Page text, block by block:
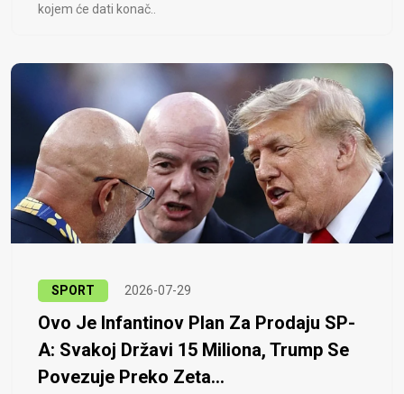
kojem će dati konač..
SPORT 2026-07-29
Ovo Je Infantinov Plan Za Prodaju SP-
A: Svakoj Državi 15 Miliona, Trump Se
Povezuje Preko Zeta...